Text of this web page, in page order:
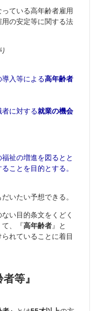
ている高年齢者雇用
用の安定等に関する法
導入等による高年齢者
に対する就業の機会
祉の増進を図るとと
ことを目的とする。
いたい予想できる。
い目的条文をくどく
て、『高年齢者』と
れていることに着目
等』